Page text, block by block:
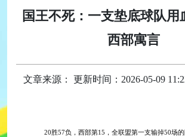
国王不死：一支垫底球队用
西部寓言
文章来源： 更新时间：2026-05-09
20胜57负，西部第15，全联盟第一支输掉50场